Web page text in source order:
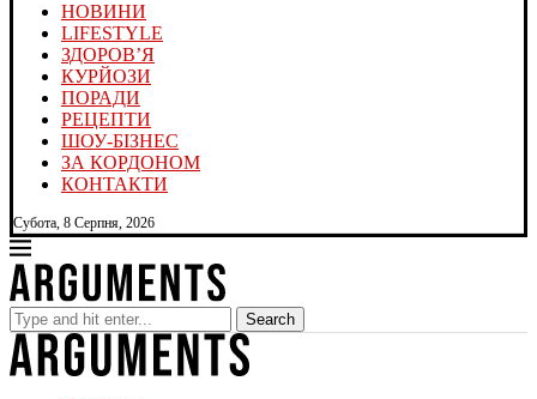
НОВИНИ
LIFESTYLE
ЗДОРОВ’Я
КУРЙОЗИ
ПОРАДИ
РЕЦЕПТИ
ШОУ-БІЗНЕС
ЗА КОРДОНОМ
КОНТАКТИ
Субота, 8 Серпня, 2026
Search